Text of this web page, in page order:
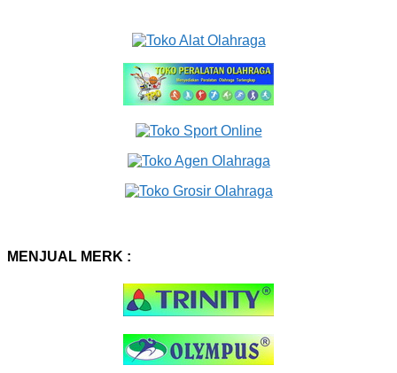
MENJUAL MERK :